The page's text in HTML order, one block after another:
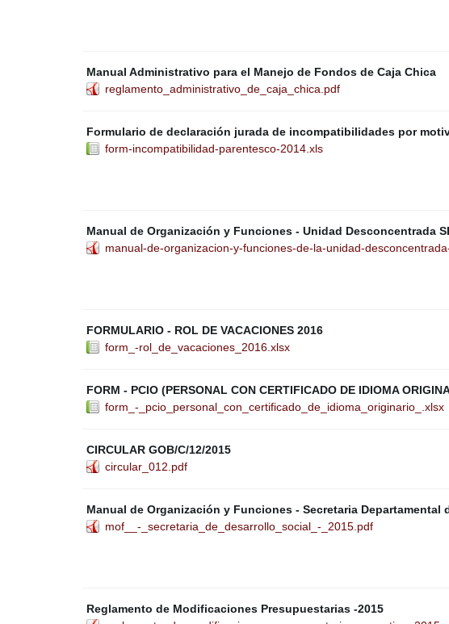
Manual Administrativo para el Manejo de Fondos de Caja Chica
reglamento_administrativo_de_caja_chica.pdf
Formulario de declaración jurada de incompatibilidades por
form-incompatibilidad-parentesco-2014.xls
Manual de Organización y Funciones - Unidad Desconcentrada
manual-de-organizacion-y-funciones-de-la-unidad-
FORMULARIO - ROL DE VACACIONES 2016
form_-rol_de_vacaciones_2016.xlsx
FORM - PCIO (PERSONAL CON CERTIFICADO DE IDIOMA
form_-_pcio_personal_con_certificado_de_idioma_originario_.xlsx
CIRCULAR GOB/C/12/2015
circular_012.pdf
Manual de Organización y Funciones - Secretaria Departamental
mof__-_secretaria_de_desarrollo_social_-_2015.pdf
Reglamento de Modificaciones Presupuestarias -2015